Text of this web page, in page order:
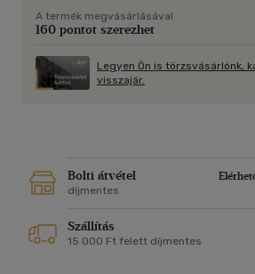
természettudományok, a technika és a
története. A három kötet, nagy
munkaeszköze lehet kutatóknak,
embereknek, s mint a modern általános
A termék megvásárlásával
160 pontot szerezhet
Legyen Ön is törzsvásárlónk,
visszajár.
Bolti átvétel
díjmentes
Szállítás
15 000 Ft felett díjmentes